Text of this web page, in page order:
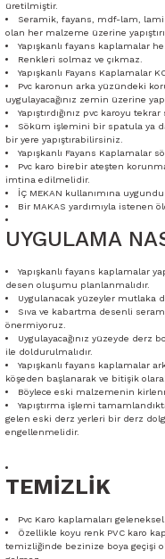
üretilmiştir.
Seramik, fayans, mdf-lam,
olan her malzeme üzerine
Yapışkanlı fayans kaplamalar
Renkleri solmaz ve çıkmaz.
Yapışkanlı Fayans Kaplamalar
Pvc karonun arka yüzündeki
uygulayacağınız zemin üzerine
Yapıştırdığınız pvc karoyu
Söküm işlemini bir spatula ya
bir yere yapıştırabilirsiniz.
Yapışkanlı Fayans Kaplamalar
Pvc karo birebir ateşten
imtina edilmelidir.
İÇ MEKAN kullanımına
Bir MAKAS yardımıyla istenen
UYGULAMA
Yapışkanlı fayans kaplamalar
desen oluşumu planlanmalıdır.
Uygulanacak yüzeyler mutlaka
Sıva ve kabartma desenli
önermiyoruz.
Uygulayacağınız yüzeyde derz
ile doldurulmalıdır.
Yapışkanlı fayans kaplamalar
köşeden başlanarak ve bitişik
Böylece eski malzemenin
Yapıştırma işlemi
gelen eski derz yerleri bir derz
engellenmelidir.
TEMİZLİK
Pvc Karo kaplamaları
Özellikle koyu renk PVC karo
temizliğinde bezinize boya geçişi